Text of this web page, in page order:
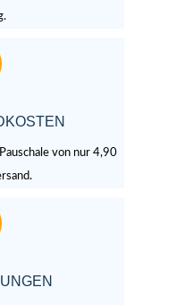
von nur 4,90